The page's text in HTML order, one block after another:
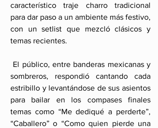
característico traje charro tradicional
para dar paso a un ambiente más festivo,
con un setlist que mezcló clásicos y
temas recientes.
sombreros, respondió cantando cada
estribillo y levantándose de sus asientos
para bailar en los compases finales
temas como “Me dediqué a perderte”,
“Caballero” o “Como quien pierde una